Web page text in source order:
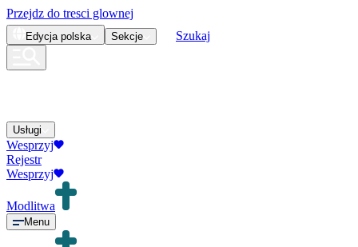
Przejdz do tresci glownej
Edycja polska Sekcje Szukaj
Usługi
Wesprzyj
Rejestr
Wesprzyj
Modlitwa
Menu